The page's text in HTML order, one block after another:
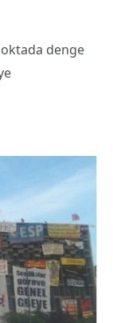
denge